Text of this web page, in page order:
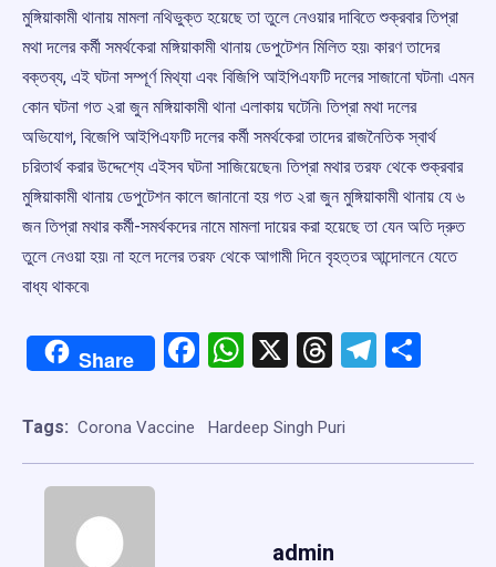
মুঙ্গিয়াকামী থানায় মামলা নথিভুক্ত হয়েছে তা তুলে নেওয়ার দাবিতে শুক্রবার তিপ্রা
মথা দলের কর্মী সমর্থকেরা মঙ্গিয়াকামী থানায় ডেপুটেশন মিলিত হয়৷ কারণ তাদের
বক্তব্য, এই ঘটনা সম্পূর্ণ মিথ্যা এবং বিজিপি আইপিএফটি দলের সাজানো ঘটনা৷ এমন
কোন ঘটনা গত ২রা জুন মঙ্গিয়াকামী থানা এলাকায় ঘটেনি৷ তিপ্রা মথা দলের
অভিযোগ, বিজেপি আইপিএফটি দলের কর্মী সমর্থকেরা তাদের রাজনৈতিক স্বার্থ
চরিতার্থ করার উদ্দেশ্যে এইসব ঘটনা সাজিয়েছেন৷ তিপ্রা মথার তরফ থেকে শুক্রবার
মুঙ্গিয়াকামী থানায় ডেপুটেশন কালে জানানো হয় গত ২রা জুন মুঙ্গিয়াকামী থানায় যে ৬
জন তিপ্রা মথার কর্মী-সমর্থকদের নামে মামলা দায়ের করা হয়েছে তা যেন অতি দ্রুত
তুলে নেওয়া হয়৷ না হলে দলের তরফ থেকে আগামী দিনে বৃহত্তর আন্দোলনে যেতে
বাধ্য থাকবে৷
Share Facebook
WhatsApp
X Threads
Tags: Corona Vaccine Hardeep Singh Puri
admin